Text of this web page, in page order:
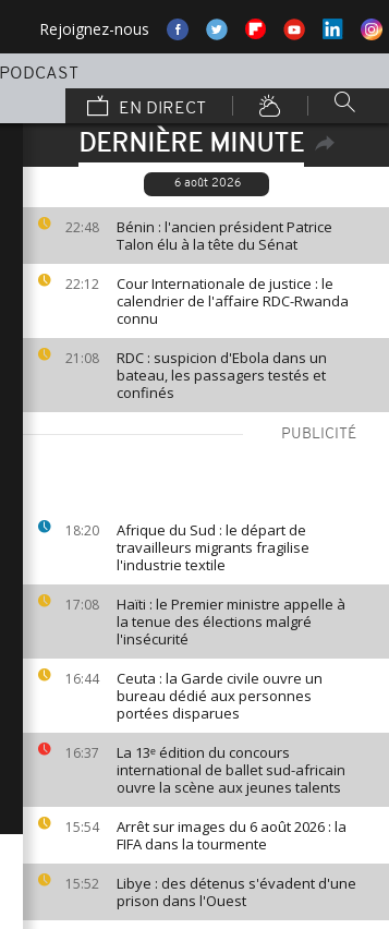
Rejoignez-nous
PODCAST
EN DIRECT
DERNIÈRE MINUTE
6 août 2026
22:48
Bénin : l'ancien président Patrice
Talon élu à la tête du Sénat
22:12
Cour Internationale de justice : le
calendrier de l'affaire RDC-Rwanda
connu
21:08
RDC : suspicion d'Ebola dans un
bateau, les passagers testés et
confinés
PUBLICITÉ
18:20
Afrique du Sud : le départ de
travailleurs migrants fragilise
l'industrie textile
17:08
Haïti : le Premier ministre appelle à
la tenue des élections malgré
l'insécurité
16:44
Ceuta : la Garde civile ouvre un
bureau dédié aux personnes
portées disparues
16:37
La 13ᵉ édition du concours
international de ballet sud-africain
ouvre la scène aux jeunes talents
15:54
Arrêt sur images du 6 août 2026 : la
FIFA dans la tourmente
15:52
Libye : des détenus s'évadent d'une
prison dans l'Ouest